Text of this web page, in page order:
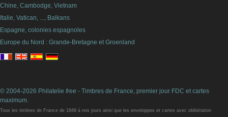
Chine, Cambodge, Vietnam
Italie, Vatican, ..., Balkans
Espagne, colonies espagnoles
Europe du Nord : Grande-Bretagne et Groenland
© 2004-2026 Philatelie free - Timbres de France, premier jour FDC et cartes
maximum.
Tous les timbres de France de 1849 à nos jours ainsi que les enveloppes et cartes avec oblitération